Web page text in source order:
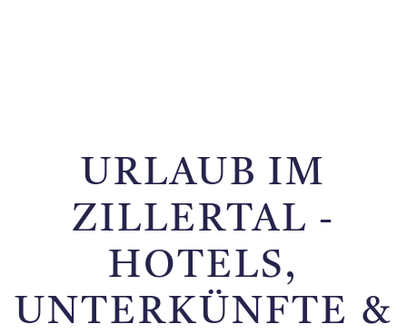
URLAUB IM
ZILLERTAL -
HOTELS,
UNTERKÜNFTE &